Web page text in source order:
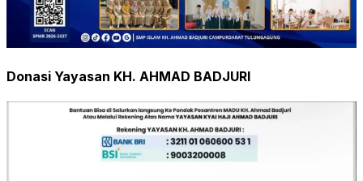
Donasi Yayasan KH. AHMAD BADJURI